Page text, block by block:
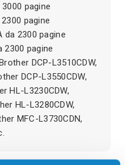
pagine
pagine
da 2300 pagine
2300 pagine
DCP-L3510CDW,
DCP-L3550CDW,
HL-L3230CDW,
HL-L3280CDW,
MFC-L3730CDN,